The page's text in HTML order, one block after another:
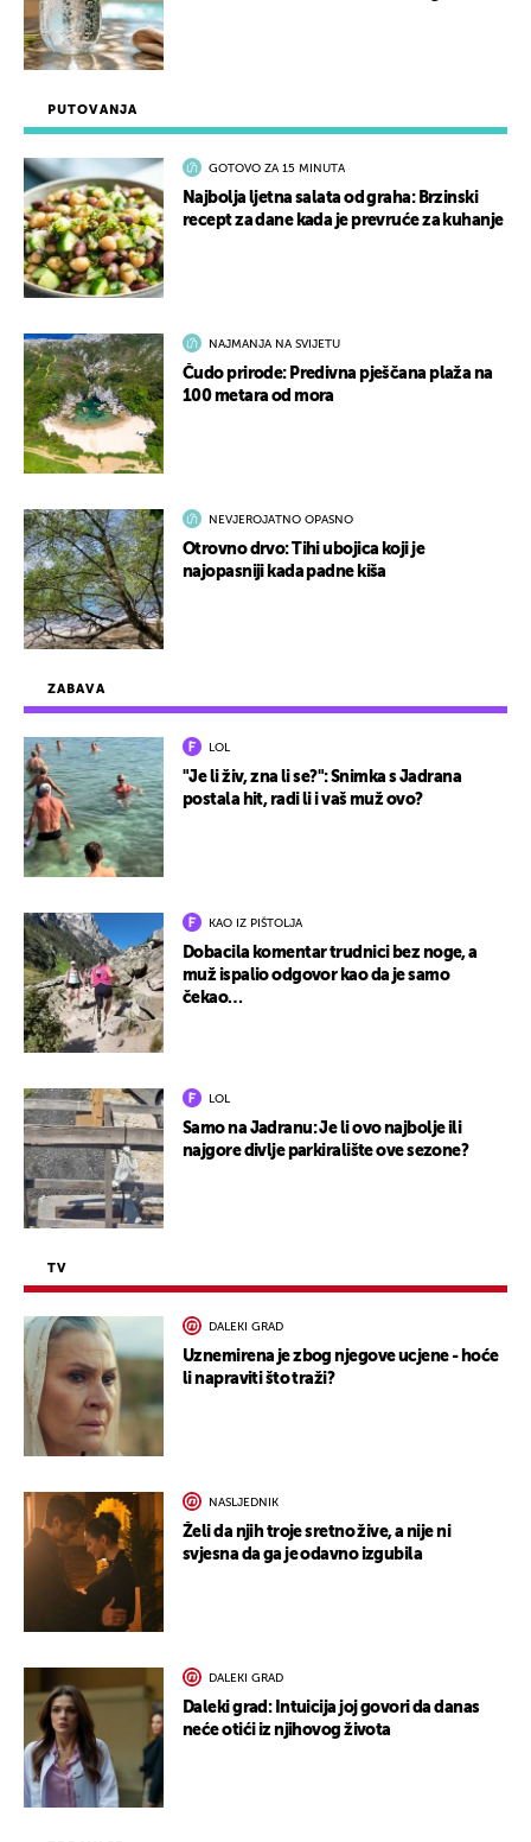
ZABAVA
LOL
"Je li živ, zna li se?": Snimka s Jadrana
postala hit, radi li i vaš muž ovo?
KAO IZ PIŠTOLJA
Dobacila komentar trudnici bez noge, a
muž ispalio odgovor kao da je samo
čekao…
LOL
Samo na Jadranu: Je li ovo najbolje ili
najgore divlje parkiralište ove sezone?
TV
DALEKI GRAD
Uznemirena je zbog njegove ucjene - hoće
li napraviti što traži?
NASLJEDNIK
Želi da njih troje sretno žive, a nije ni
svjesna da ga je odavno izgubila
DALEKI GRAD
Daleki grad: Intuicija joj govori da danas
neće otići iz njihovog života
PUTOVANJA
GOTOVO ZA 15 MINUTA
Najbolja ljetna salata od graha: Brzinski
recept za dane kada je prevruće za kuhanje
NAJMANJA NA SVIJETU
Čudo prirode: Predivna pješčana plaža na
100 metara od mora
NEVJEROJATNO OPASNO
Otrovno drvo: Tihi ubojica koji je
najopasniji kada padne kiša